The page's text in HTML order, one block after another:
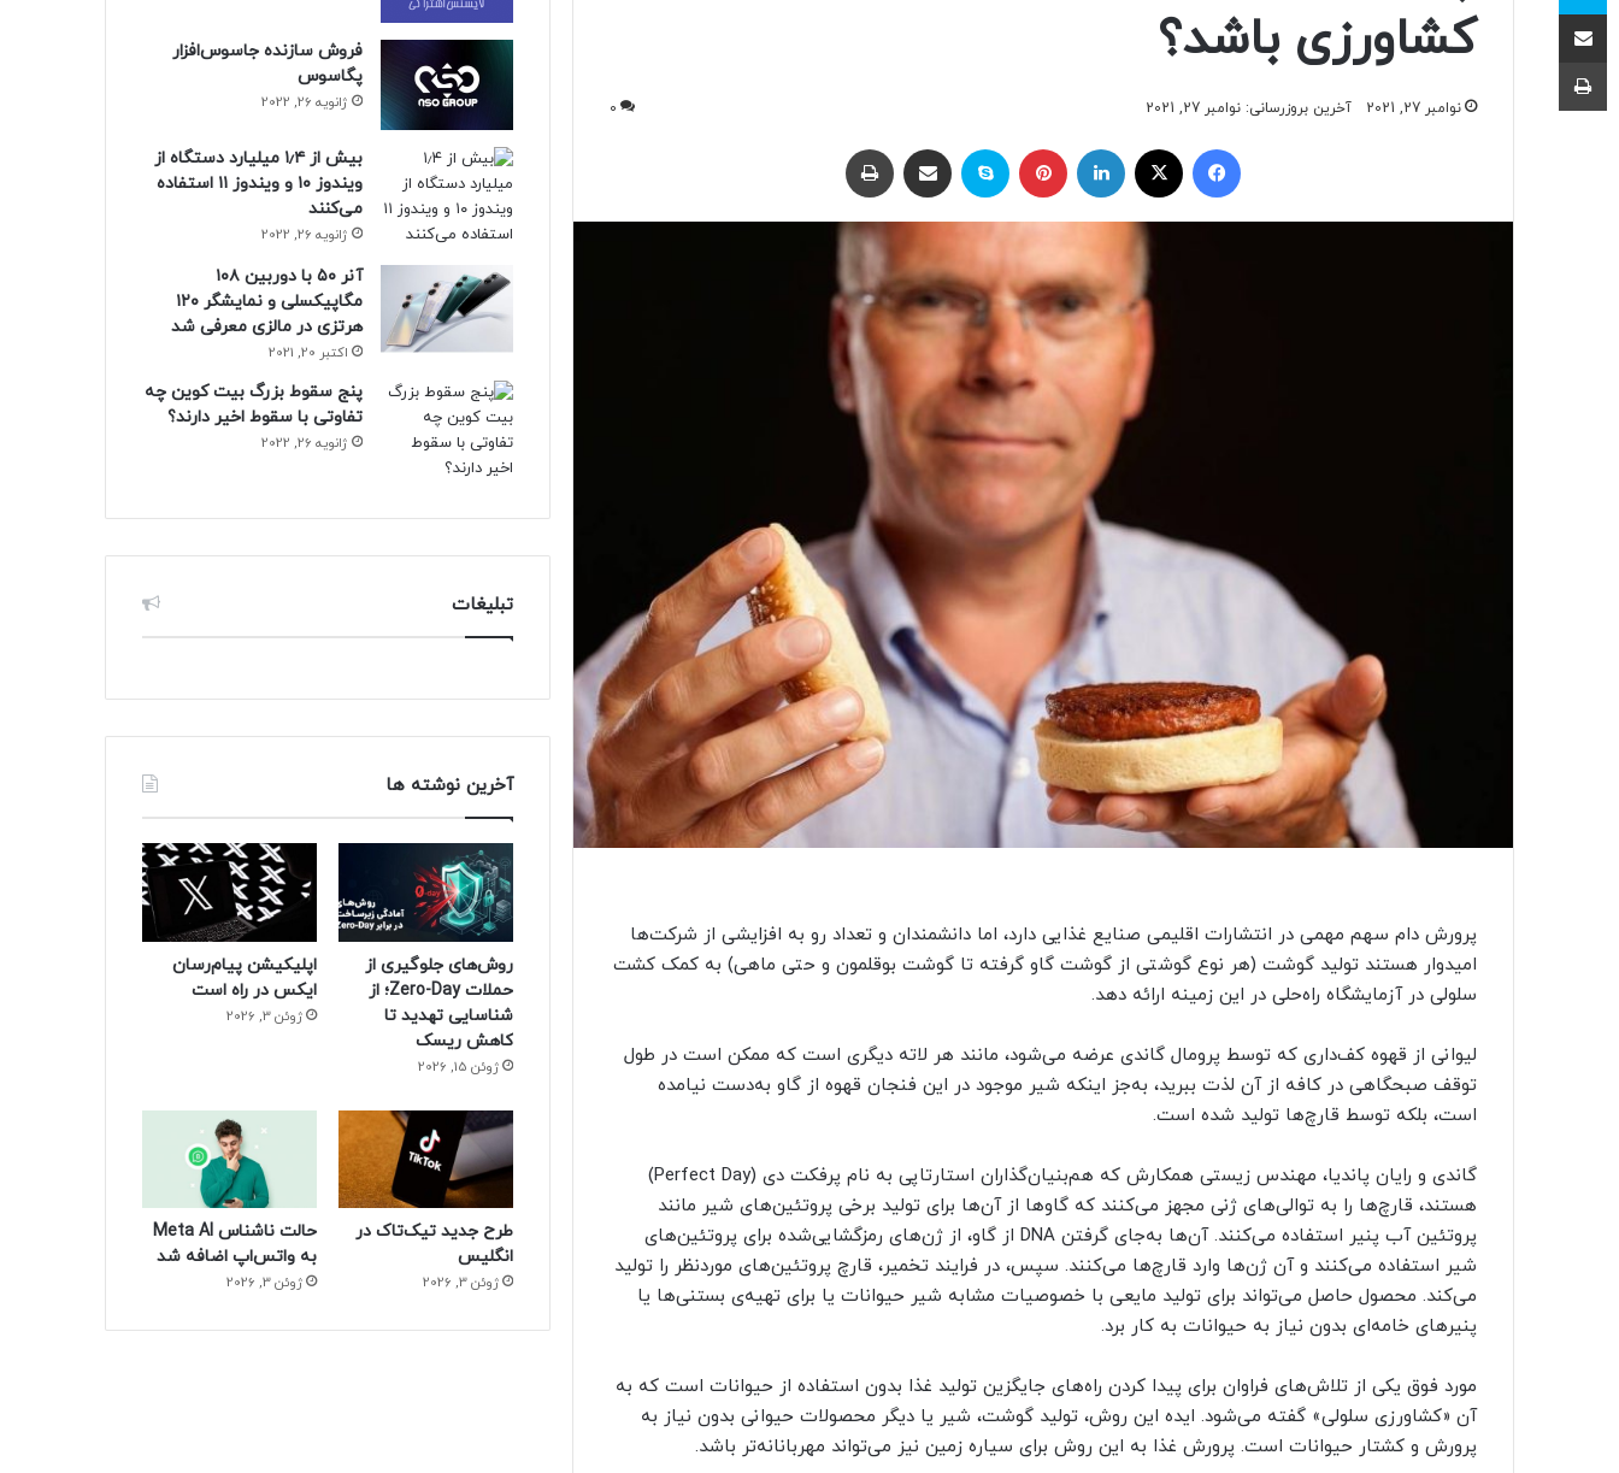
کشاورزی باشد؟
نوامبر 27, 2021 آخرین بروزرسانی: نوامبر 27, 2021 0
ایکس
پرورش دام سهم مهمی در انتشارات اقلیمی صنایع غذایی دارد، اما دانشمندان و تعداد رو به افزایشی از شرکت‌ها
امیدوار هستند تولید گوشت (هر نوع گوشتی از گوشت گاو گرفته تا گوشت بوقلمون و حتی ماهی) به کمک کشت‌
سلولی در آزمایشگاه راه‌حلی در این زمینه ارائه دهد.
لیوانی از قهوه کف‌داری که توسط پرومال گاندی عرضه می‌شود، مانند هر لاته دیگری است که ممکن است در طول
توقف صبحگاهی در کافه از آن لذت ببرید، به‌جز اینکه شیر موجود در این فنجان قهوه از گاو به‌دست نیامده
است، بلکه توسط قارچ‌ها تولید شده است.
گاندی و رایان پاندیا، مهندس زیستی همکارش که هم‌بنیان‌گذاران استارتاپی به نام پرفکت دی (Perfect Day)
هستند، قارچ‌ها را به توالی‌های ژنی مجهز می‌کنند که گاوها از آن‌ها برای تولید برخی پروتئین‌های شیر مانند
پروتئین آب پنیر استفاده می‌کنند. آن‌ها به‌جای گرفتن DNA از گاو، از ژن‌های رمزگشایی‌شده برای پروتئین‌های
شیر استفاده می‌کنند و آن ژن‌ها وارد قارچ‌ها می‌کنند. سپس، در فرایند تخمیر، قارچ پروتئین‌های موردنظر را تولید
می‌کند. محصول حاصل می‌تواند برای تولید مایعی با خصوصیات مشابه شیر حیوانات یا برای تهیه‌ی بستنی‌ها یا
پنیرهای خامه‌ای بدون نیاز به حیوانات به کار برد.
مورد فوق یکی از تلاش‌های فراوان برای پیدا کردن راه‌های جایگزین تولید غذا بدون استفاده از حیوانات است که به
آن «کشاورزی سلولی» گفته می‌شود. ایده این روش، تولید گوشت، شیر یا دیگر محصولات حیوانی بدون نیاز به
پرورش و کشتار حیوانات است. پرورش غذا به این روش برای سیاره زمین نیز می‌تواند مهربانانه‌تر باشد.
فروش سازنده جاسوس‌افزار
پگاسوس
ژانویه 26, 2022
بیش از ۱٫۴ میلیارد دستگاه از
ویندوز ۱۰ و ویندوز ۱۱ استفاده
می‌کنند
ژانویه 26, 2022
آنر ۵۰ با دوربین ۱۰۸
مگاپیکسلی و نمایشگر ۱۲۰
هرتزی در مالزی معرفی شد
اکتبر 20, 2021
پنج سقوط بزرگ بیت کوین چه
تفاوتی با سقوط اخیر دارند؟
ژانویه 26, 2022
تبلیغات
آخرین نوشته ها
روش‌های جلوگیری از
حملات Zero-Day؛ از
شناسایی تهدید تا
کاهش ریسک
ژوئن 15, 2026
اپلیکیشن پیام‌رسان
ایکس در راه است
ژوئن 3, 2026
طرح جدید تیک‌تاک در
انگلیس
ژوئن 3, 2026
حالت ناشناس Meta AI
به واتس‌اپ اضافه شد
ژوئن 3, 2026